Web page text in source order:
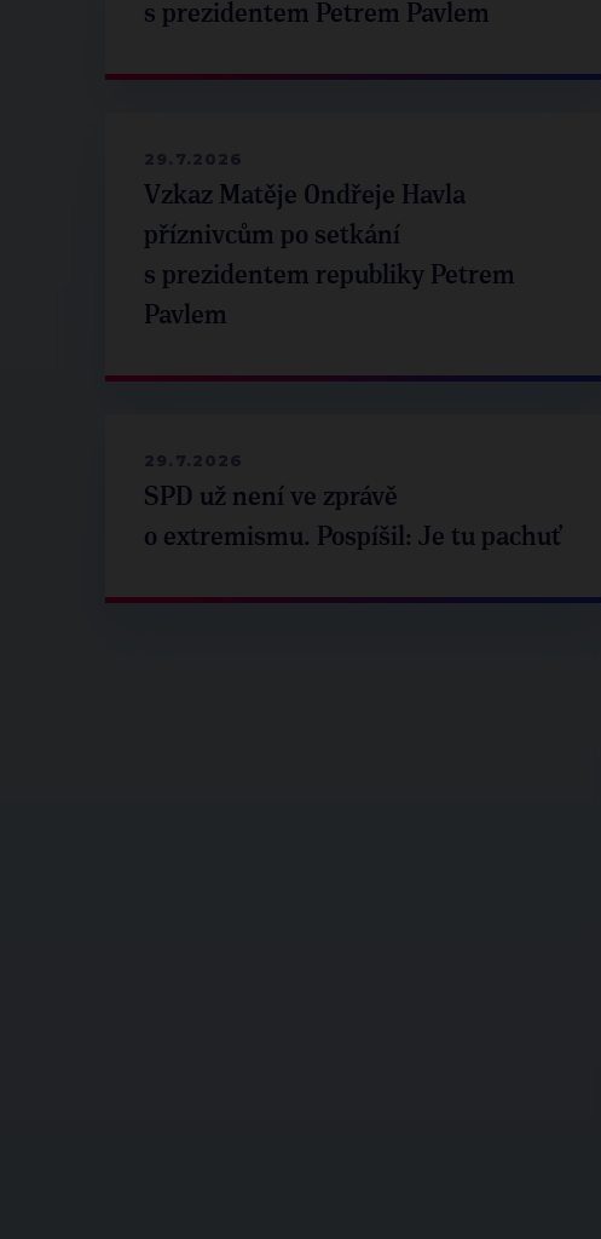
s prezidentem Petrem Pavlem
29.7.2026
Vzkaz Matěje Ondřeje Havla
příznivcům po setkání
s prezidentem republiky Petrem
Pavlem
29.7.2026
SPD už není ve zprávě
o extremismu. Pospíšil: Je tu pachuť